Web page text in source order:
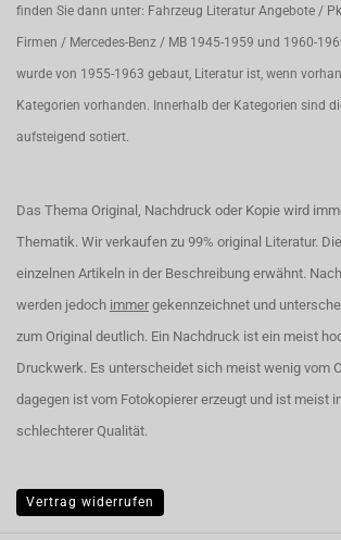
finden Sie dann unter: Fahrzeug Literatur Angebote /
Firmen / Mercedes-Benz / MB 1945-1959 und 1960-
wurde von 1955-1963 gebaut, Literatur ist, wenn
Kategorien vorhanden. Innerhalb der Kategorien sind
aufsteigend sotiert.
Das Thema Original, Nachdruck oder Kopie wird
Thematik. Wir verkaufen zu 99% original Literatur.
einzelnen Artikeln in der Beschreibung erwähnt.
werden jedoch immer gekennzeichnet und
zum Original deutlich. Ein Nachdruck ist ein meist
Druckwerk. Es unterscheidet sich meist wenig vom
dagegen ist vom Fotokopierer erzeugt und ist meist
schlechterer Qualität.
Vertrag widerrufen